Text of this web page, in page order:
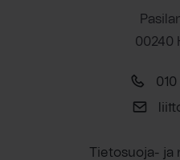
00240
010
Tietosuoja-